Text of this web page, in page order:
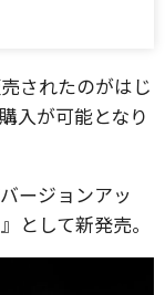
されたのがはじ
入が可能となり
ージョンアッ
として新発売。